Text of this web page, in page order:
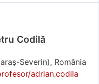
Codilă
Severin), România
adrian.codila